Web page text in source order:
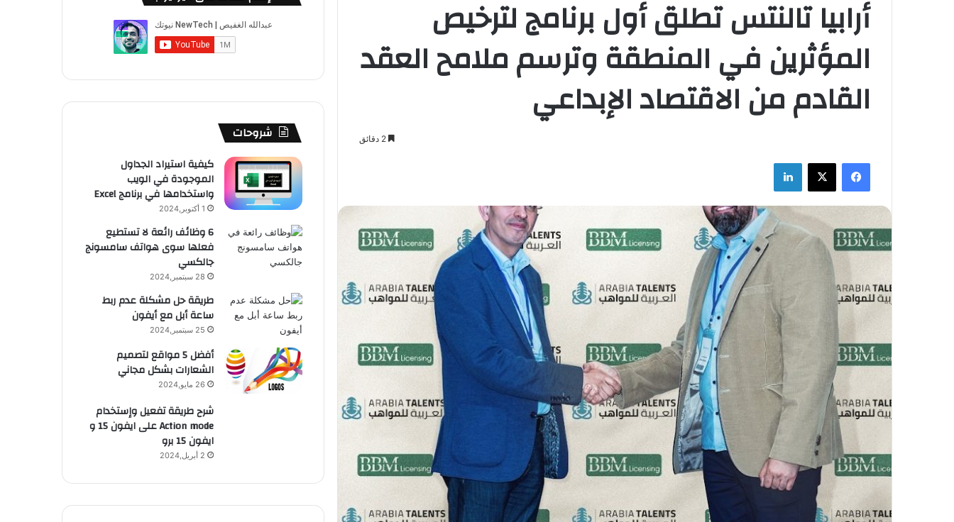
أرابيا تالنتس تطلق أول برنامج لترخيص
المؤثرين في المنطقة وترسم ملامح العقد
القادم من الاقتصاد الإبداعي
فيسبوك ‫X لينكدإن
شروحات
كيفية استيراد الجداول
الموجودة في الويب
واستخدامها في برنامج Excel
1 أكتوبر,2024
6 وظائف رائعة لا تستطيع
فعلها سوى هواتف سامسونج
جالكسي
28 سبتمبر,2024
طريقة حل مشكلة عدم ربط
ساعة أبل مع أيفون
25 سبتمبر,2024
أفضل 5 مواقع لتصميم
الشعارات بشكل مجاني
26 مايو,2024
شرح طريقة تفعيل وإستخدام
Action mode على ايفون 15 و
ايفون 15 برو
2 أبريل,2024